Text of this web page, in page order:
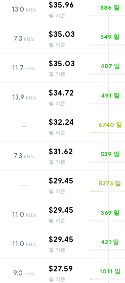
13.0 kH/s
$35.96
월 기준
386 일
7.3 kH/s
$35.03
월 기준
549 일
11.7 kH/s
$35.03
월 기준
487 일
13.9 kH/s
$34.72
월 기준
491 일
— $32.24
월 기준
6740 일
7.3 kH/s
$31.62
월 기준
539 일
— $29.45
월 기준
5273 일
11.0 kH/s
$29.45
월 기준
369 일
11.0 kH/s
$29.45
월 기준
421 일
9.0 kH/s
$27.59
월 기준
1011 일